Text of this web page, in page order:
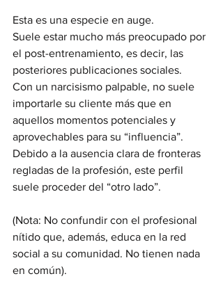
Esta es una especie en auge.
Suele estar mucho más preocupado por
el post-entrenamiento, es decir, las
posteriores publicaciones sociales.
Con un narcisismo palpable, no suele
importarle su cliente más que en
aquellos momentos potenciales y
aprovechables para su “influencia”.
Debido a la ausencia clara de fronteras
regladas de la profesión, este perfil
suele proceder del “otro lado”.
(Nota: No confundir con el profesional
nítido que, además, educa en la red
social a su comunidad. No tienen nada
en común).